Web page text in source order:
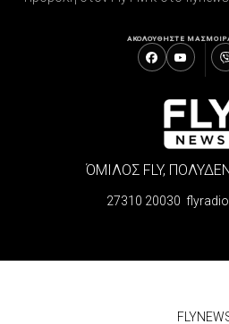
ΑΚΟΛΟΥΘΗΣΤΕ ΜΑΣ
ΌΜΙΛΟΣ FLY,
27310 20030